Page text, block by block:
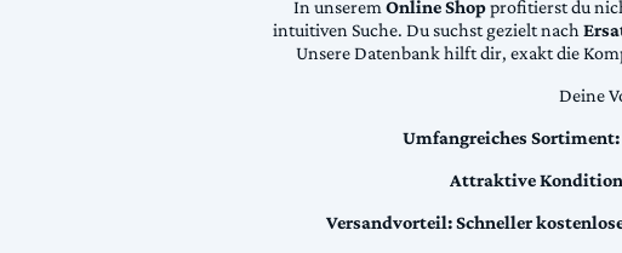
In unseremOnline Shopprofitierst du
intuitiven Suche. Du suchst gezielt nach
Unsere Datenbank hilft dir, exakt die
Deine
Umfangreiches Sortiment:
Attraktive
Versandvorteil:Schneller